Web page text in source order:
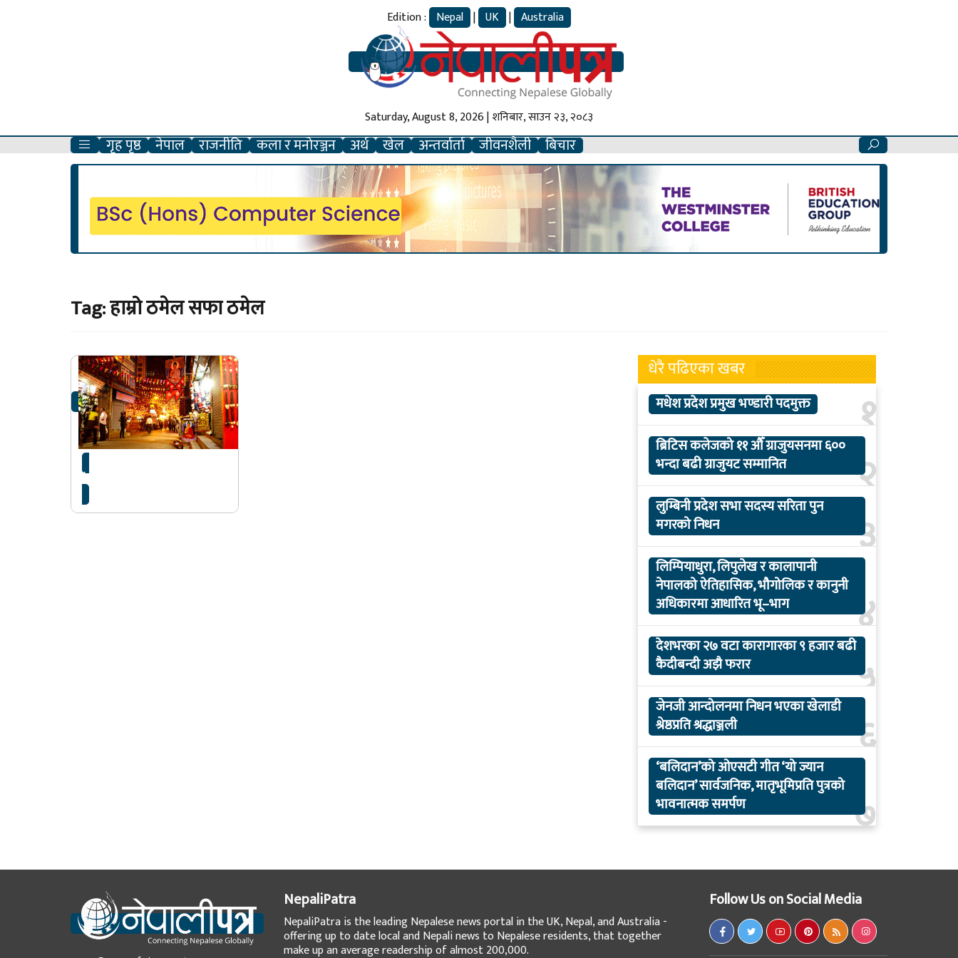
Edition : Nepal | UK | Australia
Saturday, August 8, 2026 | शनिबार, साउन २३, २०८३
गृह पृष्ठ नेपाल राजनीति कला र मनोरञ्जन अर्थ खेल अन्तर्वार्ता जीवनशैली बिचार
Tag:हाम्रो ठमेल सफा ठमेल
‘हाम्रो ठमेल, सफा ठमेल’
धेरै पढिएका खबर
१
मधेश प्रदेश प्रमुख भण्डारी पदमुक्त
२
ब्रिटिस कलेजको ११ औँ ग्राजुयसनमा ६००
भन्दा बढी ग्राजुयट सम्मानित
३
लुम्बिनी प्रदेश सभा सदस्य सरिता पुन
मगरको निधन
४
लिम्पियाधुरा, लिपुलेख र कालापानी
नेपालको ऐतिहासिक, भौगोलिक र कानुनी
अधिकारमा आधारित भू–भाग
५
देशभरका २७ वटा कारागारका ९ हजार बढी
कैदीबन्दी अझै फरार
६
जेनजी आन्दोलनमा निधन भएका खेलाडी
श्रेष्ठप्रति श्रद्धाञ्जली
७
‘बलिदान’को ओएसटी गीत ‘यो ज्यान
बलिदान’ सार्वजनिक, मातृभूमिप्रति पुत्रको
भावनात्मक समर्पण
NepaliPatra
NepaliPatra is the leading Nepalese news portal in the UK, Nepal, and Australia -
offering up to date local and Nepali news to Nepalese residents, that together
make up an average readership of almost 200,000.
Follow Us on Social Media